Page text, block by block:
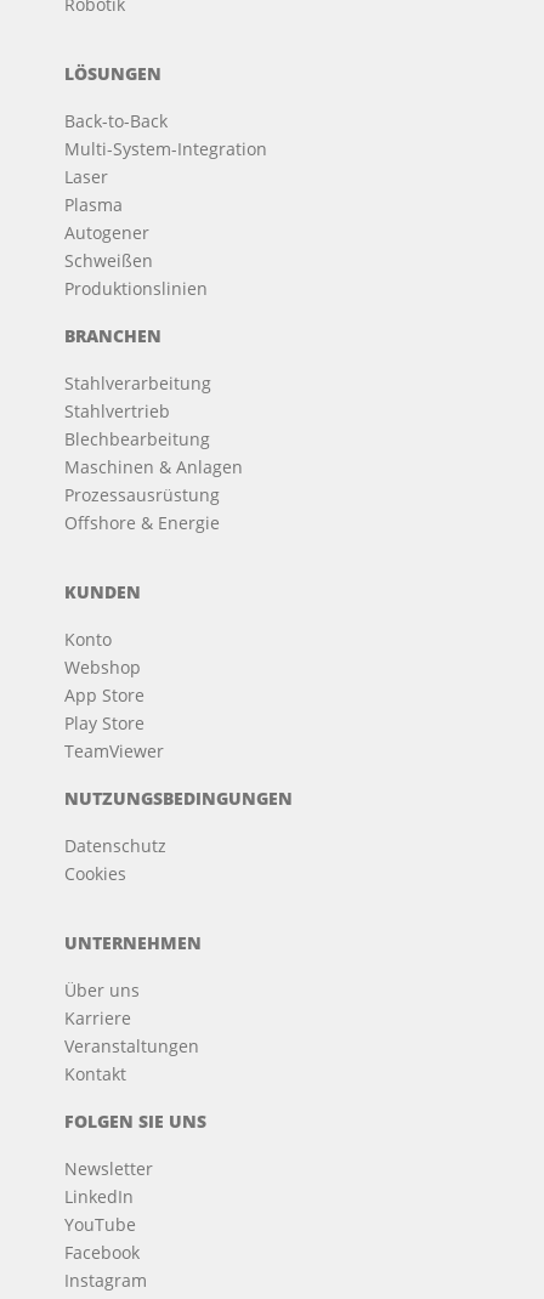
LÖSUNGEN
Back-to-Back
Multi-System-Integration
Laser
Plasma
Autogener
Schweißen
Produktionslinien
BRANCHEN
Stahlverarbeitung
Stahlvertrieb
Blechbearbeitung
Maschinen & Anlagen
Prozessausrüstung
Offshore & Energie
KUNDEN
Konto
Webshop
App Store
Play Store
TeamViewer
NUTZUNGSBEDINGUNGEN
Datenschutz
Cookies
UNTERNEHMEN
Über uns
Karriere
Veranstaltungen
Kontakt
FOLGEN SIE UNS
Newsletter
LinkedIn
YouTube
Facebook
Instagram